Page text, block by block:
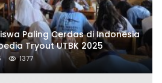
Paling Cerdas di Indonesia
Tryout UTBK 2025
1377